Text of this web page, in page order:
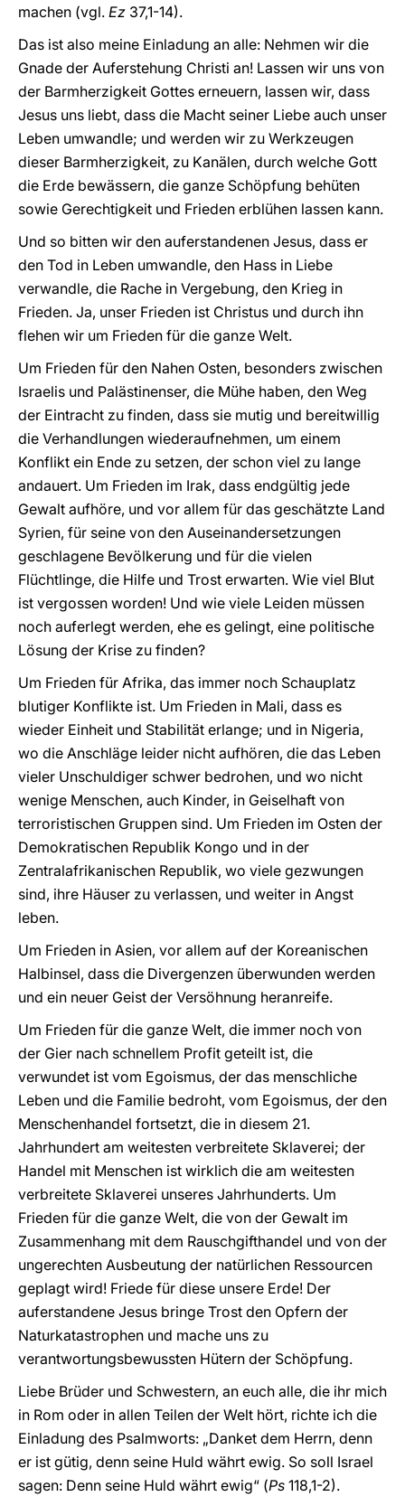
machen (vgl. Ez 37,1-14).
Das ist also meine Einladung an alle: Nehmen wir die
Gnade der Auferstehung Christi an! Lassen wir uns von
der Barmherzigkeit Gottes erneuern, lassen wir, dass
Jesus uns liebt, dass die Macht seiner Liebe auch unser
Leben umwandle; und werden wir zu Werkzeugen
dieser Barmherzigkeit, zu Kanälen, durch welche Gott
die Erde bewässern, die ganze Schöpfung behüten
sowie Gerechtigkeit und Frieden erblühen lassen kann.
Und so bitten wir den auferstandenen Jesus, dass er
den Tod in Leben umwandle, den Hass in Liebe
verwandle, die Rache in Vergebung, den Krieg in
Frieden. Ja, unser Frieden ist Christus und durch ihn
flehen wir um Frieden für die ganze Welt.
Um Frieden für den Nahen Osten, besonders zwischen
Israelis und Palästinenser, die Mühe haben, den Weg
der Eintracht zu finden, dass sie mutig und bereitwillig
die Verhandlungen wiederaufnehmen, um einem
Konflikt ein Ende zu setzen, der schon viel zu lange
andauert. Um Frieden im Irak, dass endgültig jede
Gewalt aufhöre, und vor allem für das geschätzte Land
Syrien, für seine von den Auseinandersetzungen
geschlagene Bevölkerung und für die vielen
Flüchtlinge, die Hilfe und Trost erwarten. Wie viel Blut
ist vergossen worden! Und wie viele Leiden müssen
noch auferlegt werden, ehe es gelingt, eine politische
Lösung der Krise zu finden?
Um Frieden für Afrika, das immer noch Schauplatz
blutiger Konflikte ist. Um Frieden in Mali, dass es
wieder Einheit und Stabilität erlange; und in Nigeria,
wo die Anschläge leider nicht aufhören, die das Leben
vieler Unschuldiger schwer bedrohen, und wo nicht
wenige Menschen, auch Kinder, in Geiselhaft von
terroristischen Gruppen sind. Um Frieden im Osten der
Demokratischen Republik Kongo und in der
Zentralafrikanischen Republik, wo viele gezwungen
sind, ihre Häuser zu verlassen, und weiter in Angst
leben.
Um Frieden in Asien, vor allem auf der Koreanischen
Halbinsel, dass die Divergenzen überwunden werden
und ein neuer Geist der Versöhnung heranreife.
Um Frieden für die ganze Welt, die immer noch von
der Gier nach schnellem Profit geteilt ist, die
verwundet ist vom Egoismus, der das menschliche
Leben und die Familie bedroht, vom Egoismus, der den
Menschenhandel fortsetzt, die in diesem 21.
Jahrhundert am weitesten verbreitete Sklaverei; der
Handel mit Menschen ist wirklich die am weitesten
verbreitete Sklaverei unseres Jahrhunderts. Um
Frieden für die ganze Welt, die von der Gewalt im
Zusammenhang mit dem Rauschgifthandel und von der
ungerechten Ausbeutung der natürlichen Ressourcen
geplagt wird! Friede für diese unsere Erde! Der
auferstandene Jesus bringe Trost den Opfern der
Naturkatastrophen und mache uns zu
verantwortungsbewussten Hütern der Schöpfung.
Liebe Brüder und Schwestern, an euch alle, die ihr mich
in Rom oder in allen Teilen der Welt hört, richte ich die
Einladung des Psalmworts: „Danket dem Herrn, denn
er ist gütig, denn seine Huld währt ewig. So soll Israel
sagen: Denn seine Huld währt ewig“ (Ps 118,1-2).